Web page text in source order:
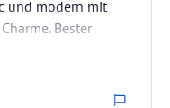
Alle Angaben
HolidayCheck. Bitte
und modern mit
Bester